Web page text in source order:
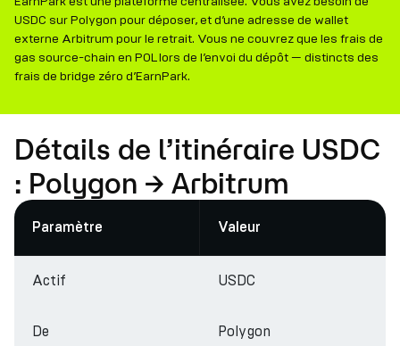
USDC sur Polygon pour déposer, et d’une adresse de wallet
externe Arbitrum pour le retrait. Vous ne couvrez que les frais de
gas source-chain en POL lors de l’envoi du dépôt — distincts des
frais de bridge zéro d’EarnPark.
Détails de l’itinéraire USDC
: Polygon → Arbitrum
Paramètre Valeur
Actif USDC
De Polygon